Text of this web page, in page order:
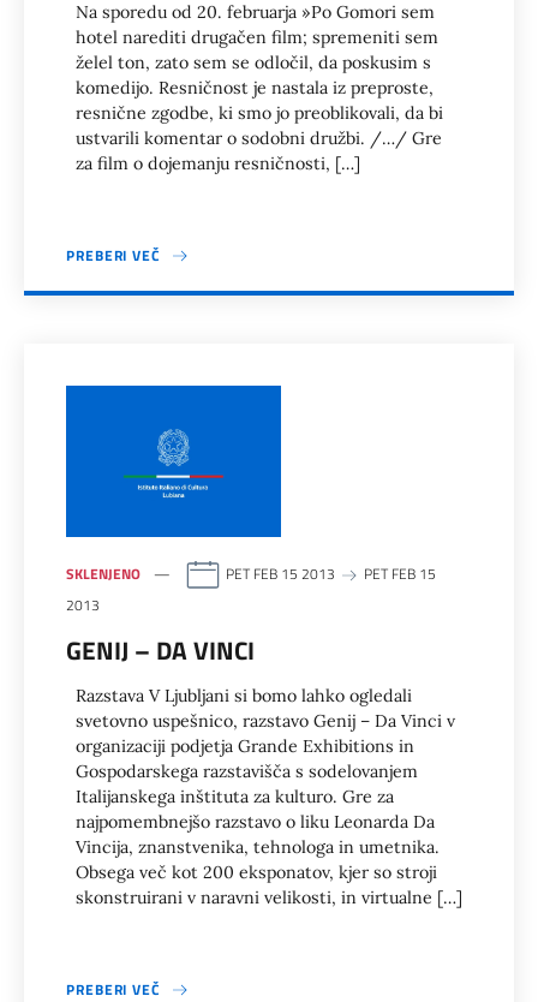
Na sporedu od 20. februarja »Po Gomori sem
hotel narediti drugačen film; spremeniti sem
želel ton, zato sem se odločil, da poskusim s
komedijo. Resničnost je nastala iz preproste,
resnične zgodbe, ki smo jo preoblikovali, da bi
ustvarili komentar o sodobni družbi. /…/ Gre
za film o dojemanju resničnosti, […]
PREBERI VEČ
SKLENJENO PET FEB 15 2013
PET FEB 15
2013
GENIJ – DA VINCI
Razstava V Ljubljani si bomo lahko ogledali
svetovno uspešnico, razstavo Genij – Da Vinci v
organizaciji podjetja Grande Exhibitions in
Gospodarskega razstavišča s sodelovanjem
Italijanskega inštituta za kulturo. Gre za
najpomembnejšo razstavo o liku Leonarda Da
Vincija, znanstvenika, tehnologa in umetnika.
Obsega več kot 200 eksponatov, kjer so stroji
skonstruirani v naravni velikosti, in virtualne […]
PREBERI VEČ